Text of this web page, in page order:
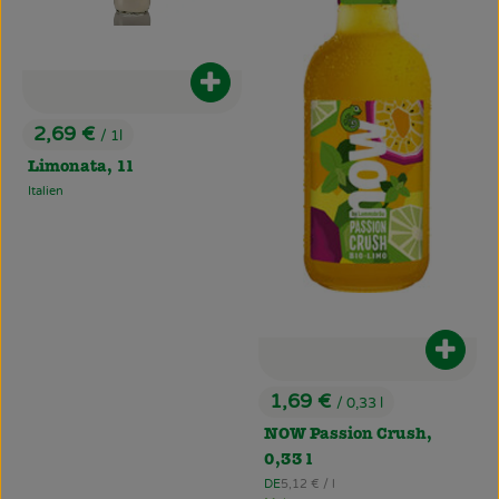
, Preis:
2,69 € / 1l
Limonata, 1l
, Herkunft:
Italien
Produkt zum Warenkorb
, Preis:
1,69 € / 0,33 l
NOW Passion Crush,
0,33 l
, Herkunft:
DE, Referenzpreis:
5,12 € / l